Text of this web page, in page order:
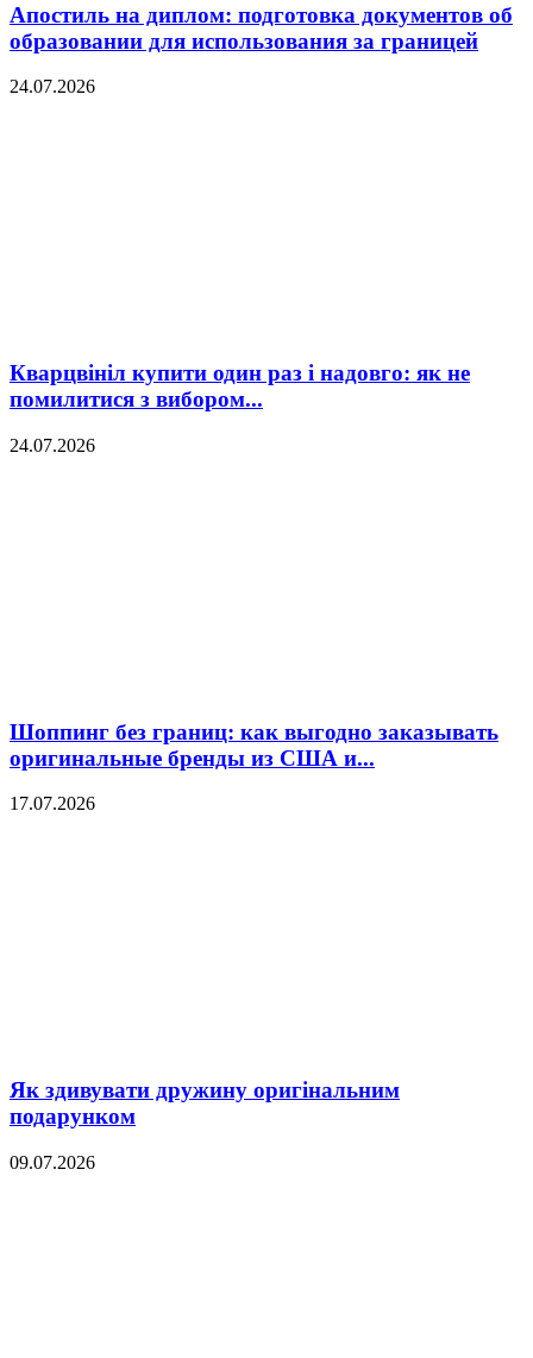
Апостиль на диплом: подготовка документов об
образовании для использования за границей
24.07.2026
Кварцвініл купити один раз і надовго: як не
помилитися з вибором...
24.07.2026
Шоппинг без границ: как выгодно заказывать
оригинальные бренды из США и...
17.07.2026
Як здивувати дружину оригінальним
подарунком
09.07.2026